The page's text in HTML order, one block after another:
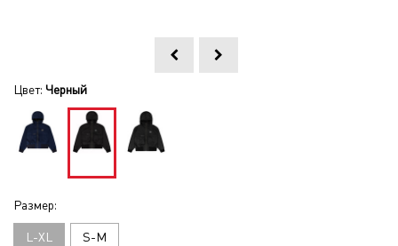
Цвет: Черный
Размер:
L-XL S-M